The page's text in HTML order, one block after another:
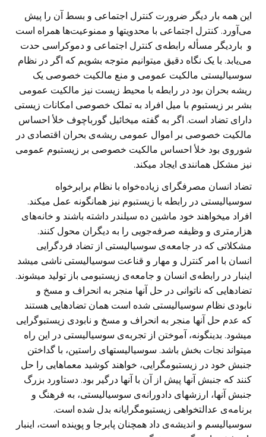
این همه بار دیگر ضرورت کنترل اجتماعی و بسط آن را پیش
می‌آورد. کنترل اجتماعی با محدویتها و ممنوعیت‌ها همراه است
و باردیگر مسأله رابطه‌ی کنترل اجتماعی و دموکراسی حدت
می‌یابد. با یک نگاه دقیق میتوانیم متوجه بشویم که اگر در نظام
سوسیالیستی مالکیت عمومی و منع مالکیت خصوصی یک
ریشه بحران بود در رابطه با محیط زیست نیز مالکیت عمومی
بشر بر زیستبوم با میل افراد به تملک خصوصی امکانات زیستی
دارای تضاد است. اگر به گفته میخائیل گورباچوف خلأ احساس
مالکیت خصوصی بر اموال عمومی ریشه‌ی بحران اقتصادی در
شوروی بود خلأ احساس مالکیت خصوصی بر زیستبوم عمومی
نیز مشکل همانندی ایجاد میکند.
تضاد انسان مصرفگرای زیاده‌خواه با نظام برابرخواه
سوسیالیستی در رابطه با زیستبوم نیز همانگونه عمل میکند.
افراد میخواهند خود ماشین ده سیلندر داشته باشند و خانه‌های
هزارمتری و وظیفه صرفه‌جویی را به دیگران محول کنند.
مشکلاتی که در جامعه‌ی سوسیالیستی از تضاد فردگرایی
انسان با امر کنترل و مهار و قناعت سوسیالیستی ناشی میشد
اینبار در رابطه‌ی انسان و جامعه‌ی زیستبومی باز تولید میشوند.
تضادهایی که ناتوانی در حل آنها منجر به انحراف و مسخ و
نابودی نظام سوسیالیستی شده است همان تضادهایی هستند
که عدم حل آنها منجر به انحراف و مسخ و نابودی زیستبوگرایی
میشود. بدینگونه، آموختن از تجربه‌ی سوسیالیستی در این راه
میتواند نجات بخش باشد. سوسیالیستهای راستین، با گداختن
جنبش خود در زیستبومگرایی، خواهند کوشید معماهایی را حل
کنند که جنبش آنها پیش از آن با آنها درگیر بود. دستاورد بزرگ
جنبش آنها، ارزشهای دادورانه‌ی سوسیالیستی، به فرهنگ و
برنامه‌ی عدالتخواهی زیستبومگرایانه بدل شده است.
سوسیالیسم و اندیشه‌ی داد همچنان پابرجا و پوینده است، اینبار